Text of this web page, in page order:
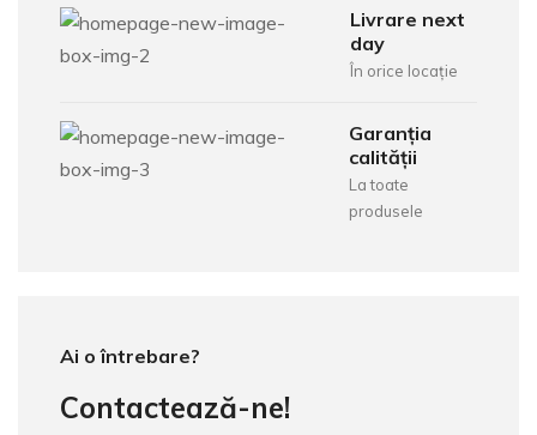
Livrare next
day
În orice locație
Garanția
calității
La toate
produsele
Ai o întrebare?
Contactează-ne!